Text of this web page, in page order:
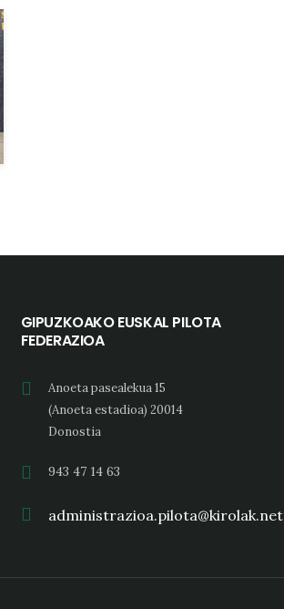
GIPUZKOAKO EUSKAL PILOTA
FEDERAZIOA
Anoeta pasealekua 15
(Anoeta estadioa) 20014
Donostia
943 47 14 63
administrazioa.pilota@kirolak.net